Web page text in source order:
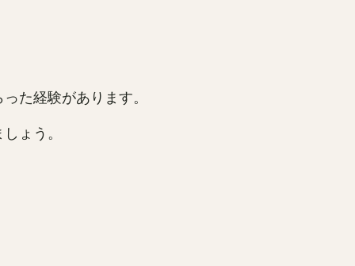
た経験があります。
ょう。